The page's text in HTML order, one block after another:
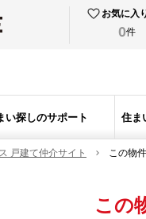
お気に入
0件
い探しのサポート 住ま
戸建て仲介サイト この物
この